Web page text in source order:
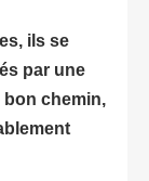
ils se
par une
bon chemin,